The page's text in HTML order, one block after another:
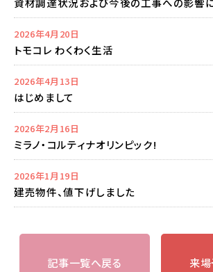
2026年4月20日
トモコレ わくわく生活
2026年4月13日
はじめまして
2026年2月16日
ミラノ・コルティナオリンピック!
2026年1月19日
建売物件、値下げしました
記事一覧へ戻る 来